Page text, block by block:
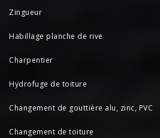
Zingueur
Habillage planche de rive
Charpentier
Hydrofuge de toiture
Changement de gouttière alu, zinc, PVC
Changement de toiture